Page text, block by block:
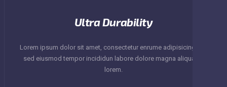
Ultra Durability
Lorem ipsum dolor sit amet, consectetur enrume adipisicing elit,
sed eiusmod tempor incididun labore dolore magna aliqua en
lorem.